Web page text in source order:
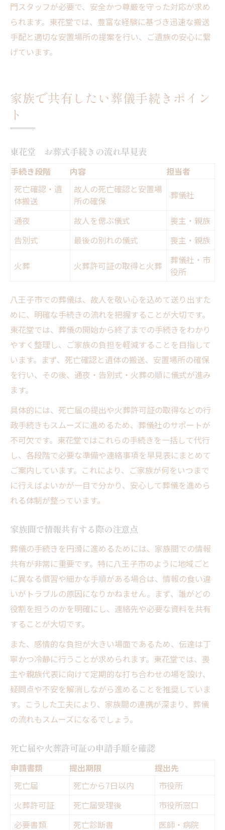
門スタッフが必要で、安全かつ尊厳を守った対応が求め
られます。東花堂では、豊富な経験に基づき迅速な搬送
手配と適切な安置場所の提案を行い、ご遺族の安心に繋
げています。
家族で共有したい葬儀手続きポイン
ト
東花堂 お葬式手続きの流れ早見表
手続き段階 内容
担当者
死亡確認・遺
体搬送
故人の死亡確認と安置場
所の確保
葬儀社
通夜 故人を偲ぶ儀式
喪主・親族
告別式
最後の別れの儀式 喪主・親族
火葬 火葬許可証の取得と火葬
葬儀社・市
役所
八王子市での葬儀は、故人を敬い心を込めて送り出すた
めに、明確な手続きの流れを把握することが大切です。
東花堂では、葬儀の開始から終了までの手続きをわかり
やすく整理し、ご家族の負担を軽減することを目指して
います。まず、死亡確認と遺体の搬送、安置場所の確保
を行い、その後、通夜・告別式・火葬の順に儀式が進み
ます。
具体的には、死亡届の提出や火葬許可証の取得などの行
政手続きもスムーズに進めるため、葬儀社のサポートが
不可欠です。東花堂ではこれらの手続きを一括して代行
し、各段階で必要な準備や連絡事項を早見表にまとめて
ご案内しています。これにより、ご家族が何をいつまで
に行えばよいかが一目で分かり、安心して葬儀を進めら
れる体制が整っています。
家族間で情報共有する際の注意点
葬儀の手続きを円滑に進めるためには、家族間での情報
共有が非常に重要です。特に八王子市のように地域ごと
に異なる慣習や細かな手順がある場合は、情報の食い違
いがトラブルの原因になりかねません。まず、誰がどの
役割を担うのかを明確にし、連絡先や必要な資料を共有
することが大切です。
また、感情的な負担が大きい場面であるため、伝達は丁
寧かつ冷静に行うことが求められます。東花堂では、喪
主や親族代表に向けて定期的な打ち合わせの場を設け、
疑問点や不安を解消しながら進めることを推奨していま
す。こうした工夫により、家族間の連携が深まり、葬儀
の流れもスムーズになるでしょう。
死亡届や火葬許可証の申請手順を確認
申請書類 提出期限
提出先
死亡届
死亡から7日以内
市役所
火葬許可証
死亡届受理後
市役所窓口
必要書類
死亡診断書 医師・病院